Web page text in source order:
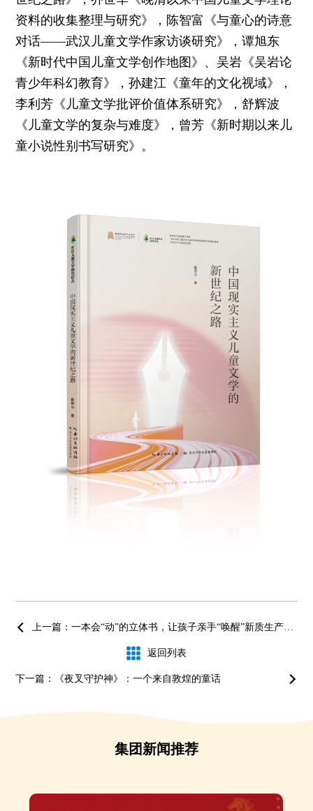
资料的收集整理与研究》，陈智富《与童心的诗意
对话——武汉儿童文学作家访谈研究》，谭旭东
《新时代中国儿童文学创作地图》、吴岩《吴岩论
青少年科幻教育》，孙建江《童年的文化视域》，
李利芳《儿童文学批评价值体系研究》，舒辉波
《儿童文学的复杂与难度》，曾芳《新时期以来儿
童小说性别书写研究》。
上一篇：一本会“动”的立体书，让孩子亲手“唤醒”新质生产力，点燃科技报国梦！
返回列表
下一篇：《夜叉守护神》：一个来自敦煌的童话
集团新闻推荐